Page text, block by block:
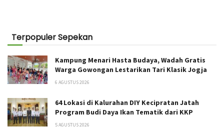
Terpopuler Sepekan
Kampung Menari Hasta Budaya, Wadah Gratis
Warga Gowongan Lestarikan Tari Klasik Jogja
6 AGUSTUS 2026
64 Lokasi di Kalurahan DIY Kecipratan Jatah
Program Budi Daya Ikan Tematik dari KKP
5 AGUSTUS 2026